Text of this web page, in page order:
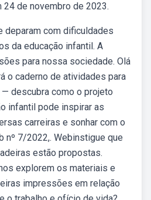
24 de novembro de 2023.
com dificuldades
da educação infantil. A
para nossa sociedade. Olá
o caderno de atividades para
descubra como o projeto
infantil pode inspirar as
carreiras e sonhar com o
nº 7/2022,. Webinstigue que
estão propostas.
explorem os materiais e
impressões em relação